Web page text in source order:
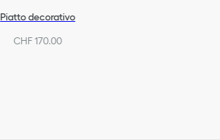
Piatto decorativo
CHF 170.00